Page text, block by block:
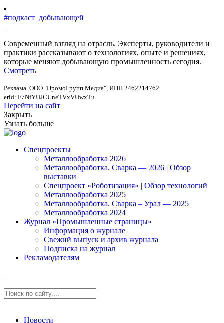
#подкаст_добывающей
Современный взгляд на отрасль. Эксперты, руководители и
практики рассказывают о технологиях, опыте и решениях,
которые меняют добывающую промышленность сегодня.
Смотреть
Реклама. ООО "ПромоГрупп Медиа", ИНН 2462214762
erid: F7NfYUJCUneTVxVUwxTu
Перейти на сайт
Закрыть
Узнать больше
Спецпроекты
Металлообработка 2026
Металлообработка. Сварка — 2026 | Обзор
выставки
Спецпроект «Роботизация» | Обзор технологий
Металлообработка 2025
Металлообработка. Сварка – Урал — 2025
Металлообработка 2024
Журнал «Промышленные страницы»
Информация о журнале
Свежий выпуск и архив журнала
Подписка на журнал
Рекламодателям
Новости